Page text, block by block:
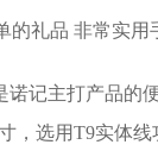
诺记主打产品的
寸，选用T9实体